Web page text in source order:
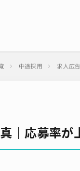
中途採用 求人広
｜応募率が